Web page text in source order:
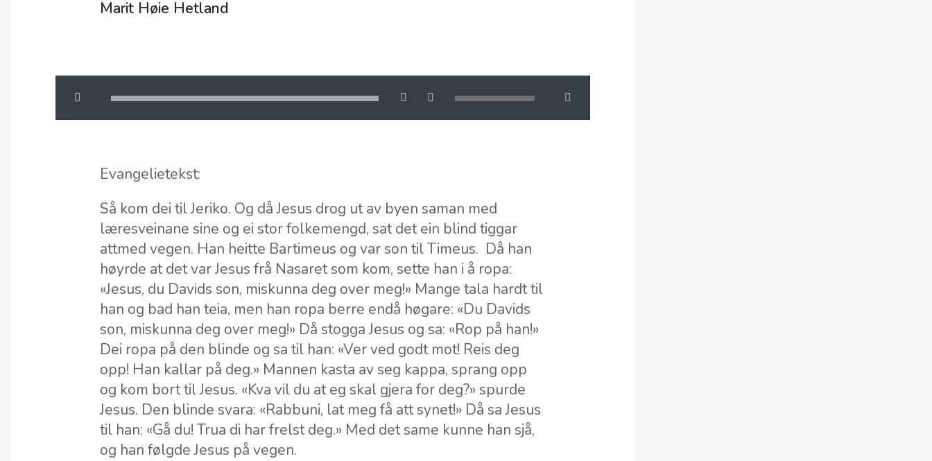
Marit Høie Hetland
Evangelietekst:
Så kom dei til Jeriko. Og då Jesus drog ut av byen saman med
læresveinane sine og ei stor folkemengd, sat det ein blind tiggar
attmed vegen. Han heitte Bartimeus og var son til Timeus. Då han
høyrde at det var Jesus frå Nasaret som kom, sette han i å ropa:
«Jesus, du Davids son, miskunna deg over meg!» Mange tala hardt til
han og bad han teia, men han ropa berre endå høgare: «Du Davids
son, miskunna deg over meg!» Då stogga Jesus og sa: «Rop på han!»
Dei ropa på den blinde og sa til han: «Ver ved godt mot! Reis deg
opp! Han kallar på deg.» Mannen kasta av seg kappa, sprang opp
og kom bort til Jesus. «Kva vil du at eg skal gjera for deg?» spurde
Jesus. Den blinde svara: «Rabbuni, lat meg få att synet!» Då sa Jesus
til han: «Gå du! Trua di har frelst deg.» Med det same kunne han sjå,
og han følgde Jesus på vegen.